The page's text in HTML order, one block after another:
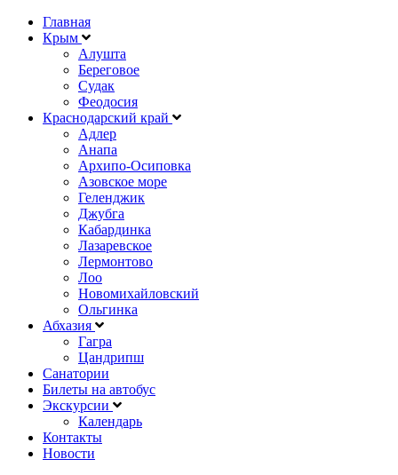
Главная
Крым
Алушта
Береговое
Судак
Феодосия
Краснодарский край
Адлер
Анапа
Архипо-Осиповка
Азовское море
Геленджик
Джубга
Кабардинка
Лазаревское
Лермонтово
Лоо
Новомихайловский
Ольгинка
Абхазия
Гагра
Цандрипш
Санатории
Билеты на автобус
Экскурсии
Календарь
Контакты
Новости